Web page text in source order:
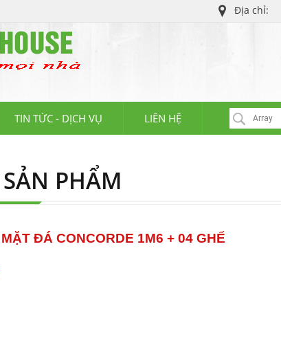
SOFA BED. ĐẶC BIỆT MIỄN PHÍ SHIP KHU VỰC NỘIĐịa chỉ:
TIN TỨC - DỊCH VỤ LIÊN HỆ
PHẨM
ĐÁ CONCORDE 1M6 + 04 GHẾ